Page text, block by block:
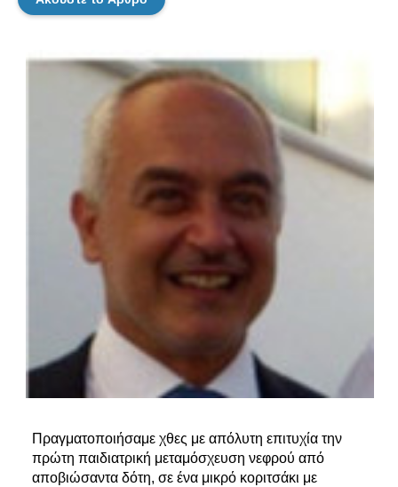
Πραγματοποιήσαμε χθες με απόλυτη επιτυχία την
πρώτη παιδιατρική μεταμόσχευση νεφρού από
αποβιώσαντα δότη, σε ένα μικρό κοριτσάκι με